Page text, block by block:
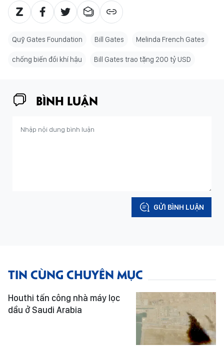
Quỹ Gates Foundation Bill Gates Melinda French Gates
chống biến đổi khí hậu Bill Gates trao tặng 200 tỷ USD
BÌNH LUẬN
GỬI BÌNH LUẬN
TIN CÙNG CHUYÊN MỤC
Houthi tấn công nhà máy lọc
dầu ở Saudi Arabia